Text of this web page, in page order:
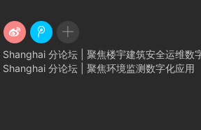
分论坛 | 聚焦楼宇建筑安全运维数
分论坛 | 聚焦环境监测数字化应用